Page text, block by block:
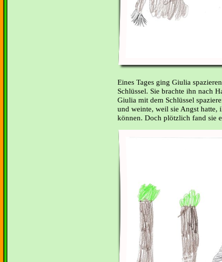
Eines Tages ging Giulia
Schlüssel. Sie brachte ihn nach
Giulia mit dem Schlüssel
und weinte, weil sie Angst hatte,
können. Doch plötzlich fand sie